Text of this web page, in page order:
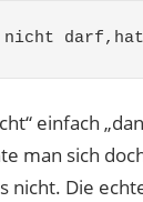
nicht
einfach
man sich
nicht. Die